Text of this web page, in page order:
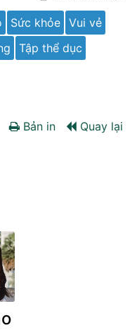
Sức khỏe Vui vẻ
Tập thể dục
Bản in Quay lại